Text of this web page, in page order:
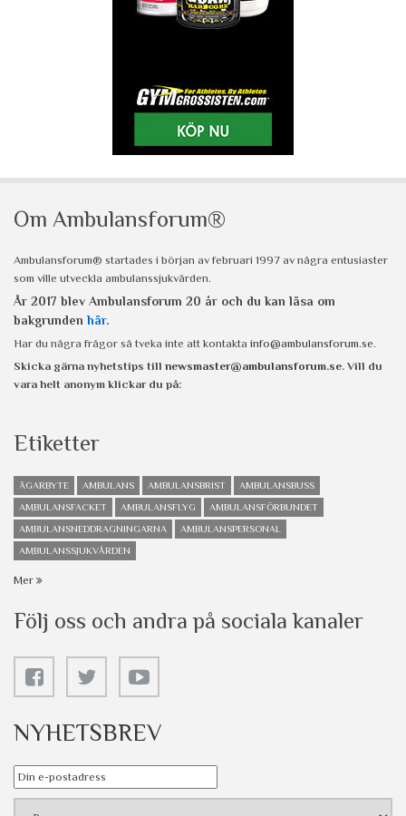
Om Ambulansforum®
Ambulansforum® startades i början av februari 1997 av några entusiaster
som ville utveckla ambulanssjukvården.
År 2017 blev Ambulansforum 20 år och du kan läsa om
bakgrunden här.
Har du några frågor så tveka inte att kontakta info@ambulansforum.se.
Skicka gärna nyhetstips till newsmaster@ambulansforum.se. Vill du
vara helt anonym klickar du på:
Etiketter
ÄGARBYTE AMBULANS AMBULANSBRIST
AMBULANSBUSS
AMBULANSFACKET
AMBULANSFLYG
AMBULANSFÖRBUNDET
AMBULANSNEDDRAGNINGARNA
AMBULANSPERSONAL
AMBULANSSJUKVÅRDEN
Mer
Följ oss och andra på sociala kanaler
NYHETSBREV